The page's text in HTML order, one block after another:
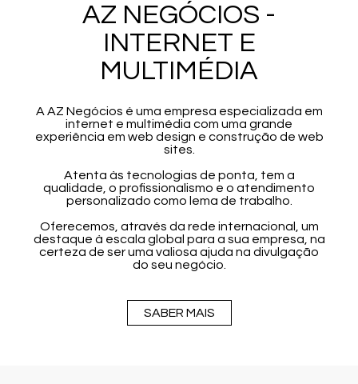
AZ NEGÓCIOS -
INTERNET E
MULTIMÉDIA
A AZ Negócios é uma empresa especializada em
internet e multimédia com uma grande
experiência em web design e construção de web
sites.
Atenta às tecnologias de ponta, tem a
qualidade, o profissionalismo e o atendimento
personalizado como lema de trabalho.
Oferecemos, através da rede internacional, um
destaque à escala global para a sua empresa, na
certeza de ser uma valiosa ajuda na divulgação
do seu negócio.
SABER MAIS